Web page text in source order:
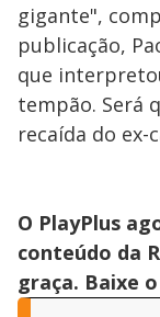
gigante",
publicação,
que
tempão. Será
recaída do ex-
O PlayPlus
conteúdo da
graça. Baixe